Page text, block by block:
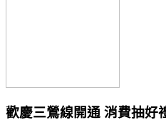
歡慶三鶯線開通 消費抽好